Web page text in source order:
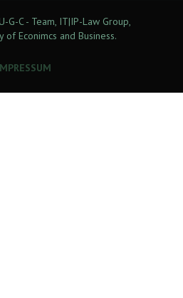
G-C - Team, IT|IP-Law Group,
of Econimcs and Business.